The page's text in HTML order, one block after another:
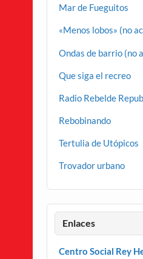
Mar de Fueguitos
«Menos lobos» (no
Ondas de barrio (no
Que siga el recreo
Radio Rebelde
Rebobinando
Tertulia de Utópicos
Trovador urbano
Enlaces
Centro Social Rey